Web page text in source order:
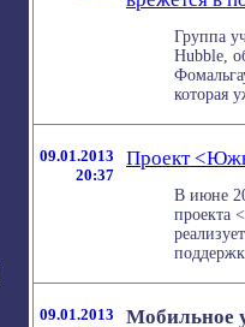
Группа
Hubble,
которая
09.01.2013
20:37
Проект
В июне
проекта
09.01.2013
Мобильное